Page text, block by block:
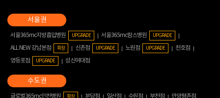
서울365mc지방흡입병원 UPGRADE 서울365mc람스병원 UPGRADE
ALL NEW 강남본점 확장 신촌점 UPGRADE 노원점 UPGRADE
천호점
영등포점
UPGRADE 성신여대점
글로벌365mc인천병원 확장 분당점 일산점 수원점 부천점 안양평촌점